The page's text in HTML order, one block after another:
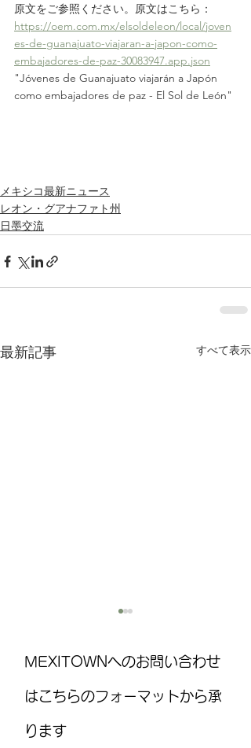
原文をご参照ください。原文はこちら：
https://oem.com.mx/elsoldeleon/local/joven
es-de-guanajuato-viajaran-a-japon-como-
embajadores-de-paz-30083947.app.json
"Jóvenes de Guanajuato viajarán a Japón
como embajadores de paz - El Sol de León"
メキシコ最新ニュース
レオン・グアナファト州
日墨交流
最新記事 すべて表示
国際気球フェスティバル
MEXITOWNへのお問い合わせ
はこちらのフォーマットから承
ります